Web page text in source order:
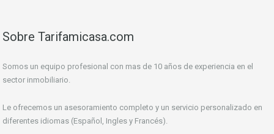
Sobre Tarifamicasa.com
Somos un equipo profesional con mas de 10 años de experiencia en el
sector inmobiliario.
Le ofrecemos un asesoramiento completo y un servicio personalizado en
diferentes idiomas (Español, Ingles y Francés).